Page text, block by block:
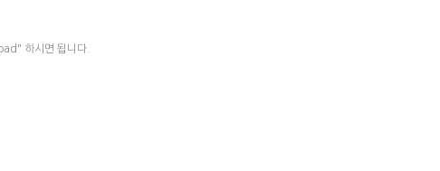
하시면 됩니다.​